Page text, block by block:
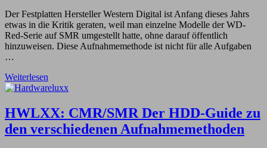
Der Festplatten Hersteller Western Digital ist Anfang dieses Jahrs
etwas in die Kritik geraten, weil man einzelne Modelle der WD-
Red-Serie auf SMR umgestellt hatte, ohne darauf öffentlich
hinzuweisen. Diese Aufnahmemethode ist nicht für alle Aufgaben
…
Weiterlesen
HWLXX: CMR/SMR Der HDD-Guide zu
den verschiedenen Aufnahmemethoden